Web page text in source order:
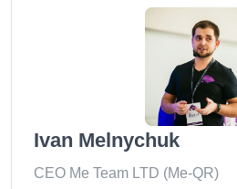
Ivan Melnychuk
CEO Me Team LTD (Me-QR)